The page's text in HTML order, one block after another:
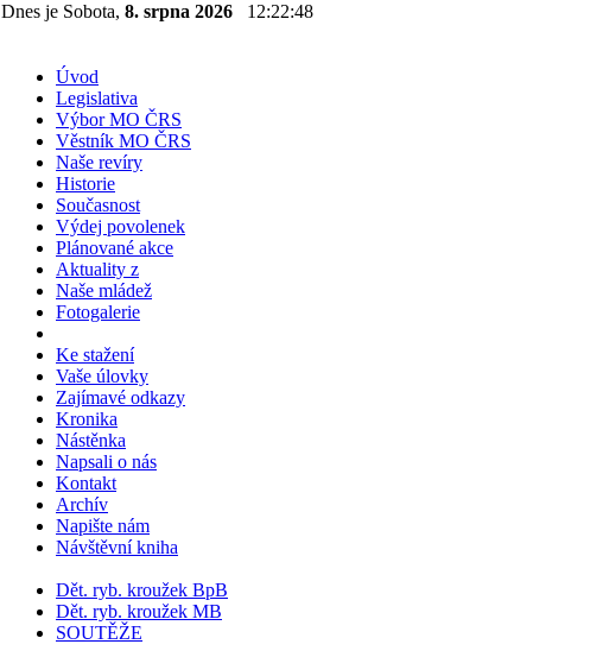
Dnes je Sobota, 8. srpna 2026 12:22:49
Úvod
Legislativa
Výbor MO ČRS
Věstník MO ČRS
Naše revíry
Historie
Současnost
Výdej povolenek
Plánované akce
Aktuality z
Naše mládež
Fotogalerie
Ke stažení
Vaše úlovky
Zajímavé odkazy
Kronika
Nástěnka
Napsali o nás
Kontakt
Archív
Napište nám
Návštěvní kniha
Dět. ryb. kroužek BpB
Dět. ryb. kroužek MB
SOUTĚŽE